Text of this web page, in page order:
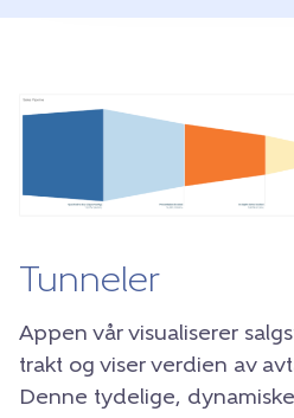
Tunneler
Appen vår visualiserer
trakt og viser verdien av
Denne tydelige,